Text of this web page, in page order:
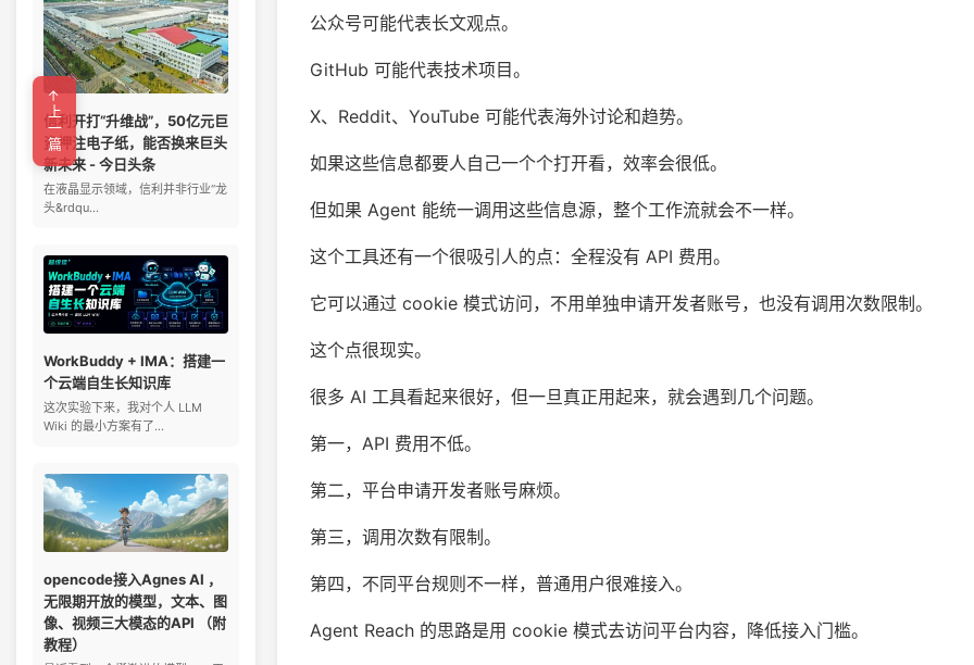
信利开打“升维战”，50亿元巨
资押注电子纸，能否换来巨头
新未来 - 今日头条
在液晶显示领域，信利并非行业“龙
头&rdqu...
WorkBuddy + IMA：搭建一
个云端自生长知识库
这次实验下来，我对个人 LLM
Wiki 的最小方案有了...
opencode接入Agnes AI ，
无限期开放的模型，文本、图
像、视频三大模态的API （附
教程）
公众号可能代表长文观点。
GitHub 可能代表技术项目。
X、Reddit、YouTube 可能代表海外讨论和趋势。
如果这些信息都要人自己一个个打开看，效率会很低。
但如果 Agent 能统一调用这些信息源，整个工作流就会不一样。
这个工具还有一个很吸引人的点：全程没有 API 费用。
它可以通过 cookie 模式访问，不用单独申请开发者账号，也没有调用次数限制。
这个点很现实。
很多 AI 工具看起来很好，但一旦真正用起来，就会遇到几个问题。
第一，API 费用不低。
第二，平台申请开发者账号麻烦。
第三，调用次数有限制。
第四，不同平台规则不一样，普通用户很难接入。
Agent Reach 的思路是用 cookie 模式去访问平台内容，降低接入门槛。
←上一篇